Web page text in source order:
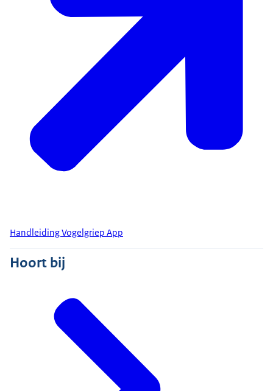
Handleiding Vogelgriep App
Hoort bij